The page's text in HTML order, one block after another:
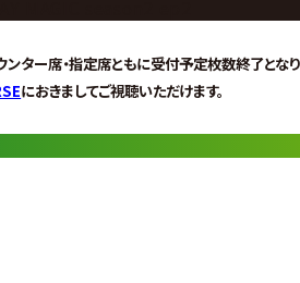
ター席・指定席ともに受付予定枚数終了となり
におきましてご視聴いただけます。